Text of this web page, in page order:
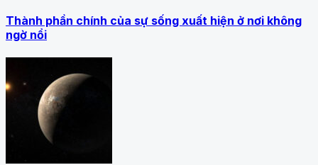
Thành phần chính của sự sống xuất hiện ở nơi không
ngờ nổi